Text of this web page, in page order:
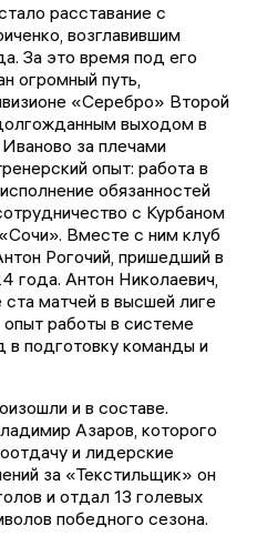
расставание с
возглавившим
За это время под его
огромный путь,
«Серебро» Второй
выходом в
за плечами
опыт: работа в
обязанностей
с Курбаном
Вместе с ним клуб
Рогочий, пришедший в
года. Антон Николаевич,
матчей в высшей лиге
опыт работы в системе
в подготовку команды и
и в составе.
Азаров, которого
и лидерские
за «Текстильщик» он
и отдал 13 голевых
победного сезона.